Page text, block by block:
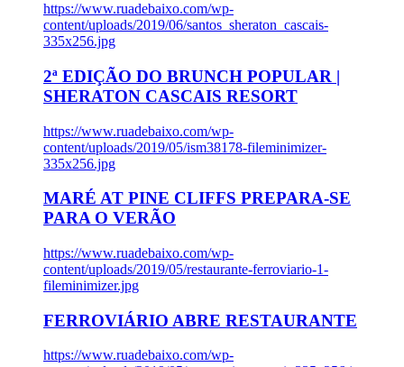
https://www.ruadebaixo.com/wp-
content/uploads/2019/06/santos_sheraton_cascais-
335x256.jpg
2ª EDIÇÃO DO BRUNCH POPULAR |
SHERATON CASCAIS RESORT
https://www.ruadebaixo.com/wp-
content/uploads/2019/05/ism38178-fileminimizer-
335x256.jpg
MARÉ AT PINE CLIFFS PREPARA-SE
PARA O VERÃO
https://www.ruadebaixo.com/wp-
content/uploads/2019/05/restaurante-ferroviario-1-
fileminimizer.jpg
FERROVIÁRIO ABRE RESTAURANTE
https://www.ruadebaixo.com/wp-